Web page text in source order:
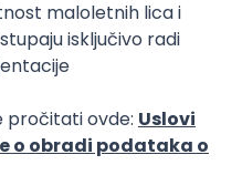
Kompjuterski
IT